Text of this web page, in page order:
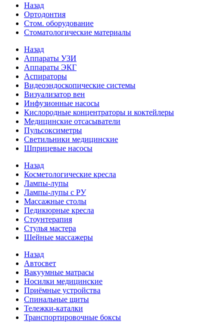
Назад
Ортодонтия
Стом. оборудование
Стоматологические материалы
Назад
Аппараты УЗИ
Аппараты ЭКГ
Аспираторы
Видеоэндоскопические системы
Визуализатор вен
Инфузионные насосы
Кислородные концентраторы и коктейлеры
Медицинские отсасыватели
Пульсоксиметры
Светильники медицинские
Шприцевые насосы
Назад
Косметологические кресла
Лампы-лупы
Лампы-лупы с РУ
Массажные столы
Педикюрные кресла
Стоунтерапия
Стулья мастера
Шейные массажеры
Назад
Автосвет
Вакуумные матрасы
Носилки медицинские
Приёмные устройства
Спинальные щиты
Тележки-каталки
Транспортировочные боксы